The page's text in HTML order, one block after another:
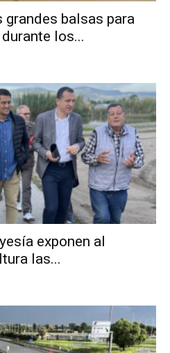
grandes balsas para
los...
exponen al
las...